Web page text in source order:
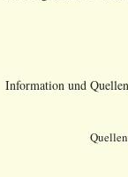
Information und